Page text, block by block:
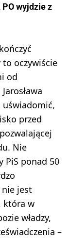
PO wyjdzie z
to oczywiście
od
uświadomić,
przed
Nie
PiS ponad 50
jest
która w
władzy,
–